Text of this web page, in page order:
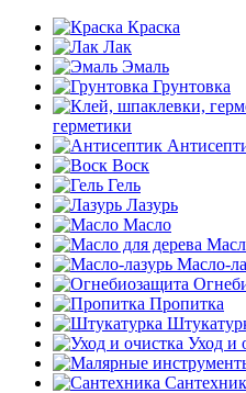
Краска
Лак
Эмаль
Грунтовка
герметики
Воск
Гель
Лазурь
Масло
Масло-
Пропитка
Уход и